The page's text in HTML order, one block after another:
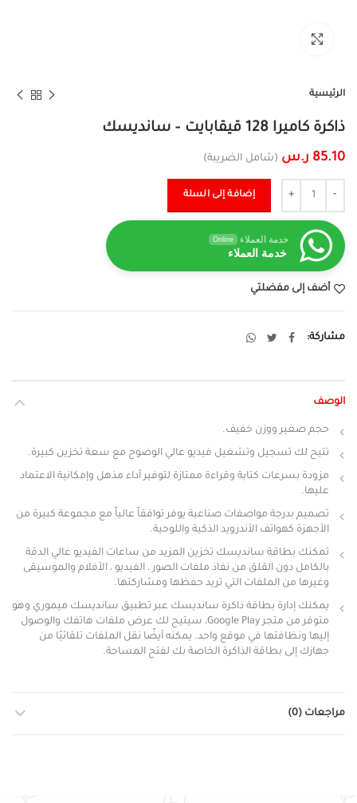
الرئيسية
ذاكرة كاميرا 128 قيقابايت – سانديسك
85.10 ر.س (شامل الضريبة)
إضافة إلى السلة
خدمة العملاء Online
خدمة العملاء
أضف إلى مفضلتي
مشاركة
الوصف
حجم صغير ووزن خفيف.
تتيح لك تسجيل وتشغيل فيديو عالي الوضوح مع سعة تخزين كبيرة.
مزودة بسرعات كتابة وقراءة ممتازة لتوفير أداء مذهل وإمكانية الاعتماد
عليها.
تصميم بدرجة مواصفات صناعية يوفر توافقاً عالياً مع مجموعة كبيرة من
الأجهزة كهواتف الأندرويد الذكية واللوحية.
تمكنك بطاقة سانديسك تخزين المزيد من ساعات الفيديو عالي الدقة
بالكامل دون القلق من نفاذ ملفات الصور ، الفيديو ، الأفلام والموسيقى
وغيرها من الملفات التي تريد حفظها ومشاركتها.
يمكنك إدارة بطاقة ذاكرة سانديسك عبر تطبيق سانديسك ميموري وهو
متوفر من متجر Google Play، سيتيح لك عرض ملفات هاتفك والوصول
إليها ونظافتها في موقع واحد. يمكنه أيضًا نقل الملفات تلقائيًا من
جهازك إلى بطاقة الذاكرة الخاصة بك لفتح المساحة.
مراجعات (0)